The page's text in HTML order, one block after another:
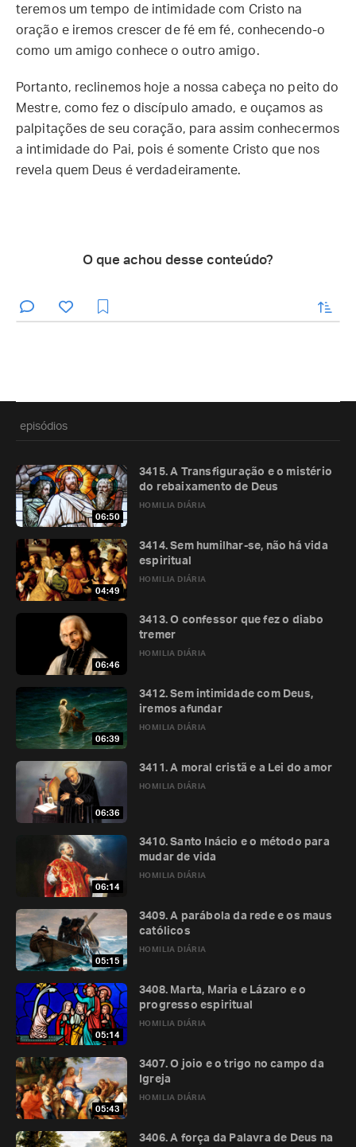
teremos um tempo de intimidade com Cristo na
oração e iremos crescer de fé em fé, conhecendo-o
como um amigo conhece o outro amigo.
Portanto, reclinemos hoje a nossa cabeça no peito do
Mestre, como fez o discípulo amado, e ouçamos as
palpitações de seu coração, para assim conhecermos
a intimidade do Pai, pois é somente Cristo que nos
revela quem Deus é verdadeiramente.
O que achou desse conteúdo?
enviar
episódios
06:50
HOMILIA DIÁRIA
3415. A Transfiguração e o mistério
do rebaixamento de Deus
04:49
HOMILIA DIÁRIA
3414. Sem humilhar-se, não há vida
espiritual
06:46
HOMILIA DIÁRIA
3413. O confessor que fez o diabo
tremer
06:39
HOMILIA DIÁRIA
3412. Sem intimidade com Deus,
iremos afundar
06:36
HOMILIA DIÁRIA
3411. A moral cristã e a Lei do amor
06:14
HOMILIA DIÁRIA
3410. Santo Inácio e o método para
mudar de vida
05:15
HOMILIA DIÁRIA
3409. A parábola da rede e os maus
católicos
05:14
HOMILIA DIÁRIA
3408. Marta, Maria e Lázaro e o
progresso espiritual
05:43
HOMILIA DIÁRIA
3407. O joio e o trigo no campo da
Igreja
3406. A força da Palavra de Deus na